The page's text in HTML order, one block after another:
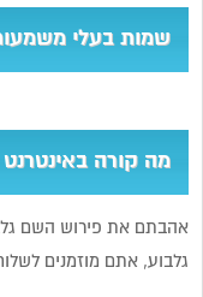
שמות בעלי
מה קורה
אהבתם את פירוש השם
גלבוע, אתם מוזמנים